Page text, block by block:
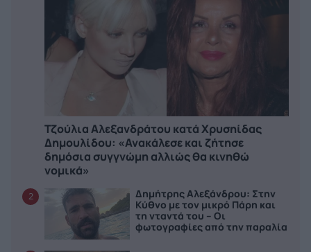
Τζούλια Αλεξανδράτου κατά Χρυσηίδας
Δημουλίδου: «Ανακάλεσε και ζήτησε
δημόσια συγγνώμη αλλιώς θα κινηθώ
νομικά»
2
Δημήτρης Αλεξάνδρου: Στην
Κύθνο με τον μικρό Πάρη και
τη νταντά του – Οι
φωτογραφίες από την παραλία